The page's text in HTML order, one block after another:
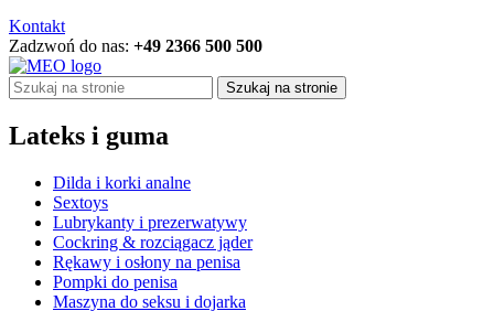
Kontakt
Zadzwoń do nas: +49 2366 500 500
Szukaj na stronie
Lateks i guma
Dilda i korki analne
Sextoys
Lubrykanty i prezerwatywy
Cockring & rozciągacz jąder
Rękawy i osłony na penisa
Pompki do penisa
Maszyna do seksu i dojarka